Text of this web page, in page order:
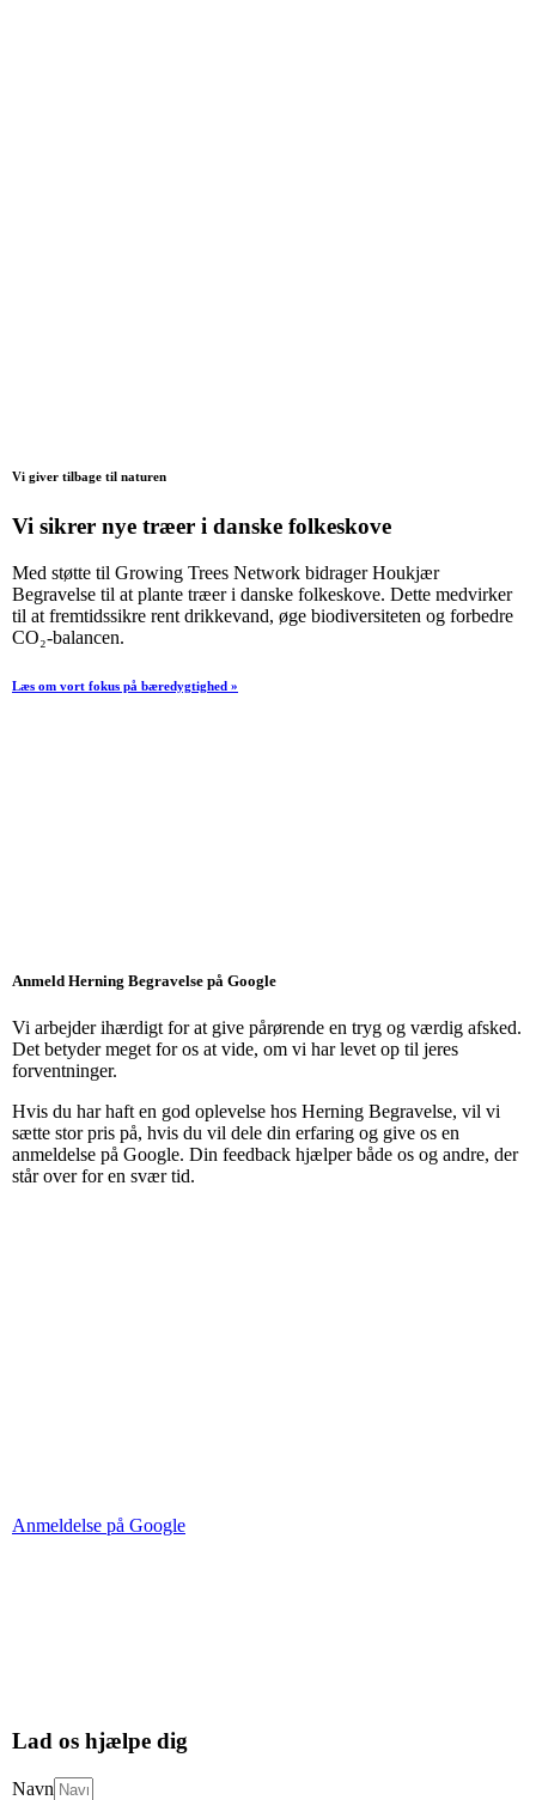
Vi giver tilbage til naturen
Vi sikrer nye træer i danske folkeskove
Med støtte til Growing Trees Network bidrager Houkjær
Begravelse til at plante træer i danske folkeskove. Dette medvirker
til at fremtidssikre rent drikkevand, øge biodiversiteten og forbedre
CO₂-balancen.
Læs om vort fokus på bæredygtighed »
Anmeld Herning Begravelse på Google
Vi arbejder ihærdigt for at give pårørende en tryg og værdig afsked.
Det betyder meget for os at vide, om vi har levet op til jeres
forventninger.
Hvis du har haft en god oplevelse hos Herning Begravelse, vil vi
sætte stor pris på, hvis du vil dele din erfaring og give os en
anmeldelse på Google. Din feedback hjælper både os og andre, der
står over for en svær tid.
Anmeldelse på Google
Lad os hjælpe dig
Navn